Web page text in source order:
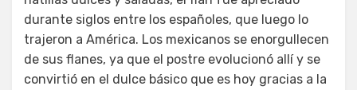
durante siglos entre los españoles, que luego lo
trajeron a América. Los mexicanos se enorgullecen
de sus flanes, ya que el postre evolucionó allí y se
convirtió en el dulce básico que es hoy gracias a la